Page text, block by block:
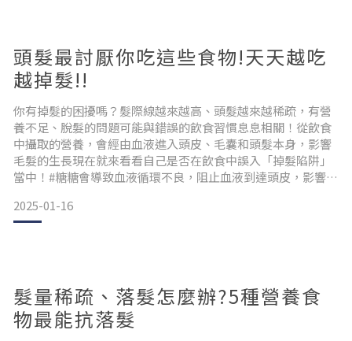
頭髮最討厭你吃這些食物!天天越吃
越掉髮!!
你有掉髮的困擾嗎？髮際線越來越高、頭髮越來越稀疏，有營
養不足、脫髮的問題可能與錯誤的飲食習慣息息相關！從飲食
中攝取的營養，會經由血液進入頭皮、毛囊和頭髮本身，影響
毛髮的生長現在就來看看自己是否在飲食中誤入「掉髮陷阱」
當中！#糖糖會導致血液循環不良，阻止血液到達頭皮，影響毛
從而導致頭髮脫落。#乳製品若選用全脂乳製品如全脂牛奶、全
脂起司，當中的脂肪可能也會引發睪固酮升高；攝取過多乳製
2025-01-16
髮量稀疏、落髮怎麼辦?5種營養食
物最能抗落髮